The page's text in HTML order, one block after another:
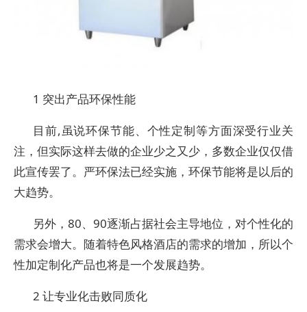
1 突出产品环保性能
目前,虽说环保节能、个性定制等方面深受行业关
注，但实际这样去做的企业少之又少，多数企业仅仅借
此宣传罢了。严环保法已经实施，环保节能将是以后的
大趋势。
另外，80、90逐渐占据社会主导地位，对个性化的
需求会增大。随着特色风格酒店的需求的增加，所以个
性加定制化产品也将是一个发展趋势。
2 让专业化击败同质化